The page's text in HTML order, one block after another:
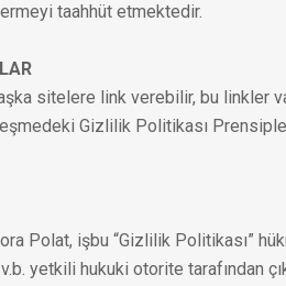
taahhüt etmektedir.
sitelere link verebilir, bu linkler
Gizlilik Politikası
Polat, işbu “Gizlilik Politikası”
yetkili hukuki otorite tarafından